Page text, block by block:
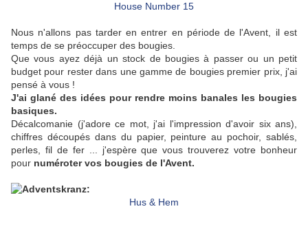
House Number 15
Nous n'allons pas tarder en entrer en période de l'Avent, il est
temps de se préoccuper des bougies.
Que vous ayez déjà un stock de bougies à passer ou un petit
budget pour rester dans une gamme de bougies premier prix, j'ai
pensé à vous !
J'ai glané des idées pour rendre moins banales les bougies
basiques.
Décalcomanie (j'adore ce mot, j'ai l'impression d'avoir six ans),
chiffres découpés dans du papier, peinture au pochoir, sablés,
perles, fil de fer ... j'espère que vous trouverez votre bonheur
pour numéroter vos bougies de l'Avent.
Hus & Hem